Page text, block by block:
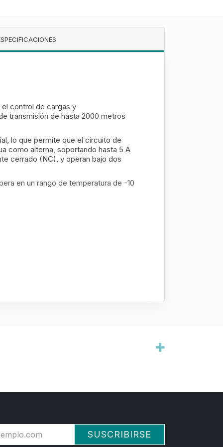
el control de cargas y
transmisión de hasta 2000 metros
lo que permite que el circuito de
como alterna, soportando hasta 5 A
cerrado (NC), y operan bajo dos
en un rango de temperatura de -10
SUSCRIBIRSE